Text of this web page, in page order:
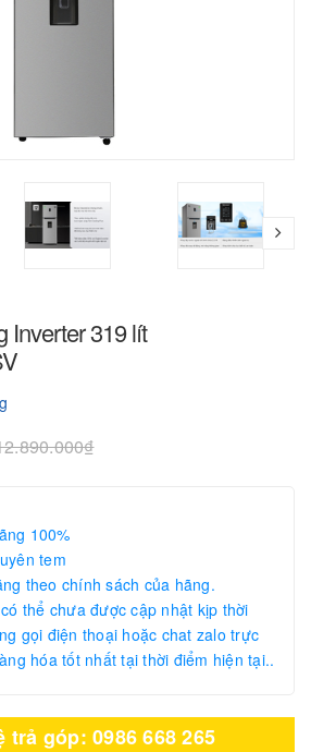
Inverter 319 lít
100%
tem
theo chính sách của hãng.
thể chưa được cập nhật kịp thời
gọi điện thoại hoặc chat zalo trực
hóa tốt nhất tại thời điểm hiện tại..
trả góp: 0986 668 265